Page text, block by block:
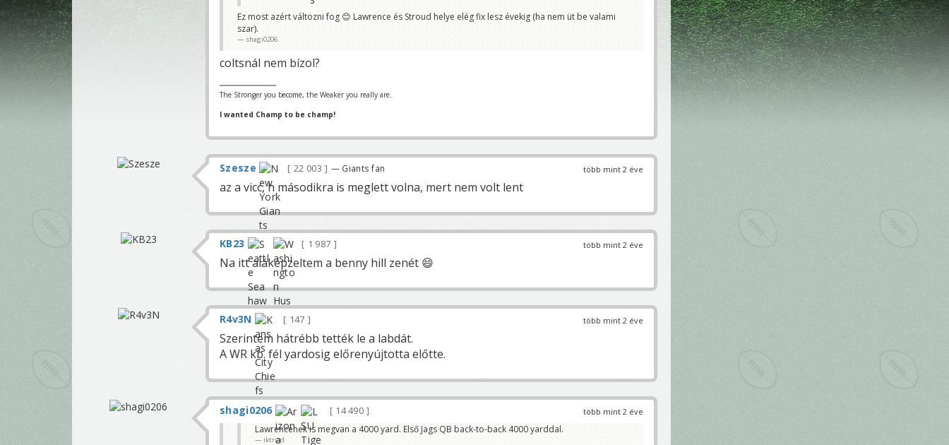
Ez most azért változni fog 😊 Lawrence és Stroud helye elég fix lesz évekig (ha nem üt be valami
szar).
shagi0206
coltsnál nem bízol?
The Stronger you become, the Weaker you really are.
I wanted Champ to be champ!
több mint 2 éve
Szesze 22 003 — Giants fan
az a vicc, h másodikra is meglett volna, mert nem volt lent
több mint 2 éve
KB23 1 987
Na itt aláképzeltem a benny hill zenét 😄
több mint 2 éve
R4v3N 147
Szerintem hátrébb tették le a labdát.
A WR kb. fél yardosig előrenyújtotta előtte.
több mint 2 éve
shagi0206
14 490
Lawrencenek is megvan a 4000 yard. Első Jags QB back-to-back 4000 yarddal.
iktriad